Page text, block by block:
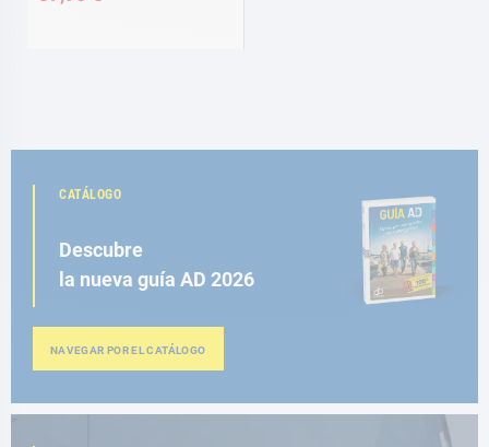
CATÁLOGO
Descubre
la nueva guía AD 2026
NAVEGAR POR EL CATÁLOGO